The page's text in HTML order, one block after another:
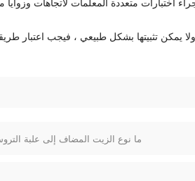
ما نوع الزيت المضاف إلى علبة